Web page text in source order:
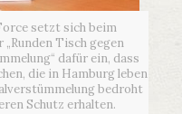
setzt sich beim
„Runden Tisch gegen
dafür ein, dass
die in Hamburg leben
bedroht
Schutz erhalten.